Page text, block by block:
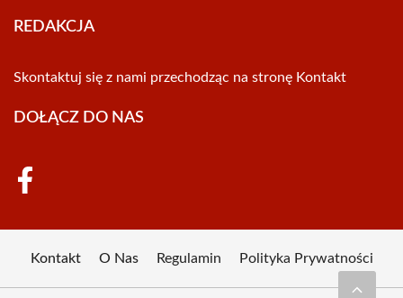
REDAKCJA
Skontaktuj się z nami przechodząc na stronę Kontakt
DOŁĄCZ DO NAS
Kontakt O Nas Regulamin Polityka Prywatności